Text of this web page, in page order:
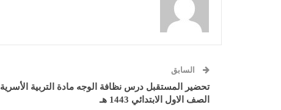
السابق
تحضير المستقبل درس نظافة الوجه مادة التربية الأسرية
الصف الاول الابتدائي 1443 هـ